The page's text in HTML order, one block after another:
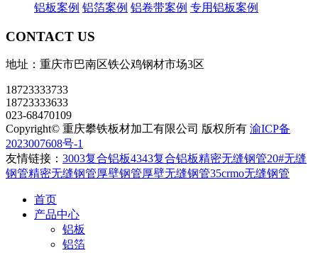
铝板案例 铝箔案例 铝卷带案例 专用铝板案例
CONTACT US
地址：重庆市巴南区铁公鸡钢材市场3区
18723333733
18723333633
023-68470109
Copyright© 重庆攀铁板材加工有限公司 版权所有 渝ICP备
2023007608号-1
友情链接： 3003复合铝板4343复合铝板精密无缝钢管20#无缝
钢管精密无缝钢管厚壁钢管厚壁无缝钢管35crmo无缝钢管
首页
产品中心
铝板
铝箔